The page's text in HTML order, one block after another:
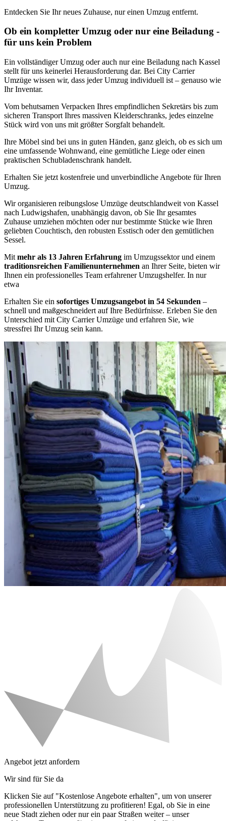
Entdecken Sie Ihr neues Zuhause, nur einen Umzug entfernt.
Ob ein kompletter Umzug oder nur eine Beiladung -
für uns kein Problem
Ein vollständiger Umzug oder auch nur eine Beiladung nach Kassel
stellt für uns keinerlei Herausforderung dar. Bei City Carrier
Umzüge wissen wir, dass jeder Umzug individuell ist – genauso wie
Ihr Inventar.
Vom behutsamen Verpacken Ihres empfindlichen Sekretärs bis zum
sicheren Transport Ihres massiven Kleiderschranks, jedes einzelne
Stück wird von uns mit größter Sorgfalt behandelt.
Ihre Möbel sind bei uns in guten Händen, ganz gleich, ob es sich um
eine umfassende Wohnwand, eine gemütliche Liege oder einen
praktischen Schubladenschrank handelt.
Erhalten Sie jetzt kostenfreie und unverbindliche Angebote für Ihren
Umzug.
Wir organisieren reibungslose Umzüge deutschlandweit von Kassel
nach Ludwigshafen, unabhängig davon, ob Sie Ihr gesamtes
Zuhause umziehen möchten oder nur bestimmte Stücke wie Ihren
geliebten Couchtisch, den robusten Esstisch oder den gemütlichen
Sessel.
Mit mehr als 13 Jahren Erfahrung im Umzugssektor und einem
traditionsreichen Familienunternehmen an Ihrer Seite, bieten wir
Ihnen ein professionelles Team erfahrener Umzugshelfer. In nur
etwa
Erhalten Sie ein sofortiges Umzugsangebot in 54 Sekunden –
schnell und maßgeschneidert auf Ihre Bedürfnisse. Erleben Sie den
Unterschied mit City Carrier Umzüge und erfahren Sie, wie
stressfrei Ihr Umzug sein kann.
Angebot jetzt anfordern
Wir sind für Sie da
Klicken Sie auf "Kostenlose Angebote erhalten", um von unserer
professionellen Unterstützung zu profitieren! Egal, ob Sie in eine
neue Stadt ziehen oder nur ein paar Straßen weiter – unser